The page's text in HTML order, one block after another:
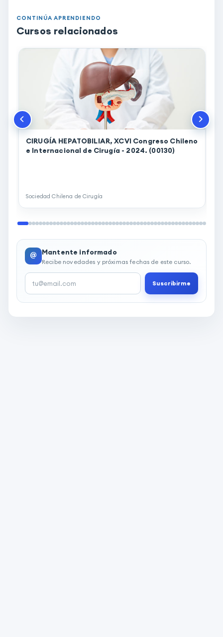
CONTINÚA APRENDIENDO
Cursos relacionados
CIRUGÍA HEPATOBILIAR, XCVI Congreso Chileno
e Internacional de Cirugía - 2024. (00130)
Sociedad Chilena de Cirugía
@ Mantente informado
Recibe novedades y próximas fechas de este curso.
Suscribirme